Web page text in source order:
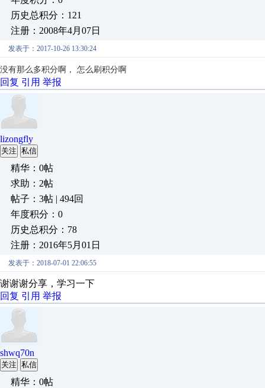
历史总积分：121
注册：2008年4月07日
发表于：2017-10-26 13:30:24
没有那么多积分啊， 怎么刷积分啊
回复 引用 举报
lizongfly
关注 私信
精华：0帖
求助：2帖
帖子：3帖 | 494回
年度积分：0
历史总积分：78
注册：2016年5月01日
发表于：2018-07-01 22:06:55
谢谢谢分享，学习一下
回复 引用 举报
shwq70n
关注 私信
精华：0帖